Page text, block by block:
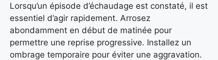
Lorsqu’un épisode d’échaudage est constaté, il est
essentiel d’agir rapidement. Arrosez
abondamment en début de matinée pour
permettre une reprise progressive. Installez un
ombrage temporaire pour éviter une aggravation.